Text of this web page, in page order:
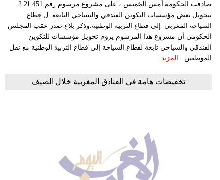
صادقت الحكومة أمس الخميس ، على مشروع مرسوم رقم 2.21.451
بتحويل بعض مؤسسات التكوين الفندقي والسياحي التابعة ل قطاع
السياحة المغربي إلى قطاع التربية الوطنية.وذكر بلاغ صدر عقب المجلس
الحكومي أن مشروع هذا المرسوم يروم تحويل مؤسسات للتكوين
الفندقي والسياحي تابعة لقطاع السياحة إلى قطاع التربية الوطنية مع نقل
الموظفين... المزيد
تخفيضات هامة في الفنادق المغربية خلال الصيف